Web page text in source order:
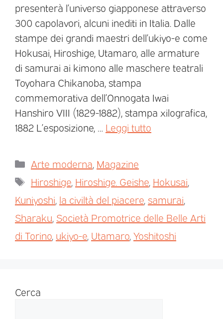
presenterà l’universo giapponese attraverso
300 capolavori, alcuni inediti in Italia. Dalle
stampe dei grandi maestri dell’ukiyo-e come
Hokusai, Hiroshige, Utamaro, alle armature
di samurai ai kimono alle maschere teatrali
Toyohara Chikanoba, stampa
commemorativa dell’Onnogata Iwai
Hanshiro VIII (1829-1882), stampa xilografica,
1882 L’esposizione, … Leggi tutto
Arte moderna Magazine
Hiroshige Hiroshige. Geishe Hokusai
Kuniyoshi la civiltà del piacere samurai
Sharaku Società Promotrice delle Belle Arti
di Torino ukiyo-e Utamaro Yoshitoshi
Cerca